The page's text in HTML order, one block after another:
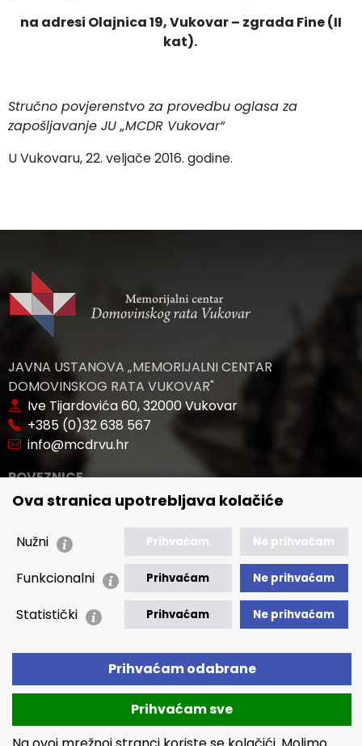
Ova stranica upotrebljava kolačiće
Nužni Prihvaćam Ne prihvaćam
Funkcionalni Prihvaćam Ne prihvaćam
Statistički Prihvaćam Ne prihvaćam
Prihvaćam odabrane
Prihvaćam sve
na adresi Olajnica 19, Vukovar – zgrada Fine (II
kat).
Stručno povjerenstvo za provedbu oglasa za
zapošljavanje JU „MCDR Vukovar“
U Vukovaru, 22. veljače 2016. godine.
JAVNA USTANOVA „MEMORIJALNI CENTAR
DOMOVINSKOG RATA VUKOVAR"
Ive Tijardovića 60, 32000 Vukovar
+385 (0)32 638 567
info@mcdrvu.hr
POVEZNICE
🢒 Novosti
🢒 Natječaji
🢒 Javna nabava
🢒 Izvještaji
🢒 Izjava o pristupačnosti